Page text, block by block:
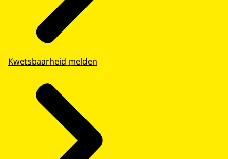
Kwetsbaarheid melden